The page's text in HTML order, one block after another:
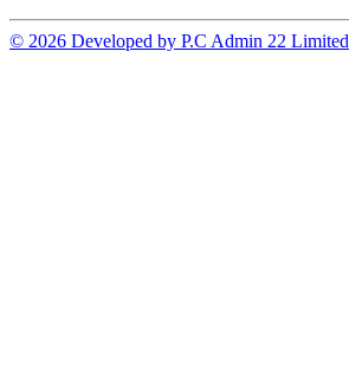
© 2026 Developed by P.C Admin 22 Limited